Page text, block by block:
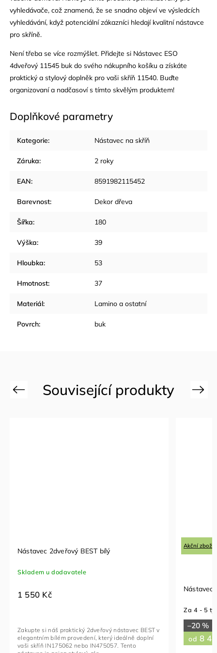
vyhledávače, což znamená, že se snadno objeví ve výsledcích
vyhledávání, když potenciální zákazníci hledají kvalitní nástavce
pro skříně.
Není třeba se více rozmýšlet. Přidejte si Nástavec ESO
4dveřový 11545 buk do svého nákupního košíku a získáte
praktický a stylový doplněk pro vaši skříň 11540. Buďte
organizovaní a nadčasoví s tímto skvělým produktem!
Doplňkové parametry
Kategorie: Nástavec na skříň
Záruka: 2 roky
EAN: 8591982115452
Barevnost: Dekor dřeva
Šířka: 180
Výška: 39
Hloubka: 53
Hmotnost: 37
Materiál: Lamino a ostatní
Povrch: buk
Previous
Nástavec 2dveřový BEST bílý
Skladem u dodavatele
1 550 Kč
Zakupte si náš praktický 2dveřový nástavec BEST v
elegantním bílém provedení, který ideálně doplní
vaši skříň IN175062 nebo IN475057. Tento
Akční zboží
Nástavec
Za 4 - 5
–20 %
od 8
Next